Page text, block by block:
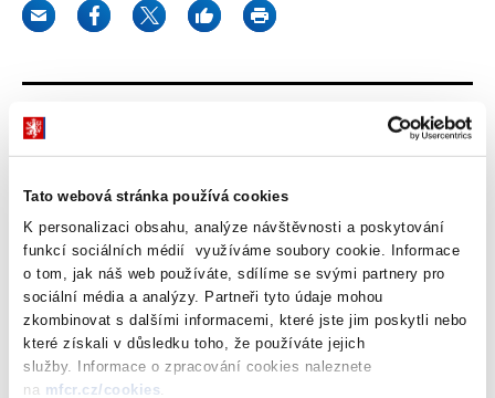
Tato webová stránka používá cookies
K personalizaci obsahu, analýze návštěvnosti a poskytování
funkcí sociálních médií využíváme soubory cookie. Informace
o tom, jak náš web používáte, sdílíme se svými partnery pro
sociální média a analýzy. Partneři tyto údaje mohou
zkombinovat s dalšími informacemi, které jste jim poskytli nebo
které získali v důsledku toho, že používáte jejich
služby. Informace o zpracování cookies naleznete
na mfcr.cz/cookies
Dokumenty ke stažení
Novela zákona o státním rozpočtu ČR
na rok 2024 - zákon č. 294/2024 Sb.
(147 kB)
Stáhnout vybrané (0)